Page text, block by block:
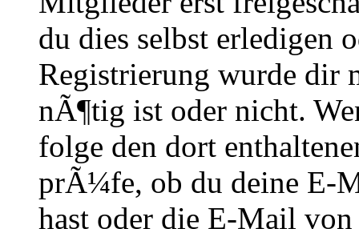
du dies selbst erledigen
Registrierung wurde dir
nÃ¶tig ist oder nicht.
folge den dort
prÃ¼fe, ob du deine E-
hast oder die E-Mail